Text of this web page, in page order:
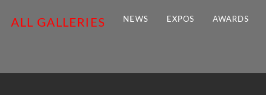
ALL GALLERIES NEWS EXPOS AWARDS